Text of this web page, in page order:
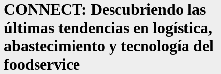
CONNECT: Descubriendo las
últimas tendencias en logística,
abastecimiento y tecnología del
foodservice